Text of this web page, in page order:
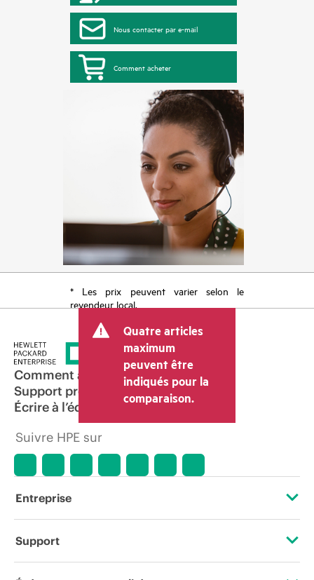
Nous contacter par e-mail
Comment acheter
* Les prix peuvent varier selon le
revendeur local.
Quatre articles
maximum
peuvent être
indiqués pour la
comparaison.
Comment acheter
Support produit
Écrire à l’équipe commerciale
Suivre HPE sur
Entreprise
À propos de HPE
Support
Services d’assistance opérationnelle (OSS)